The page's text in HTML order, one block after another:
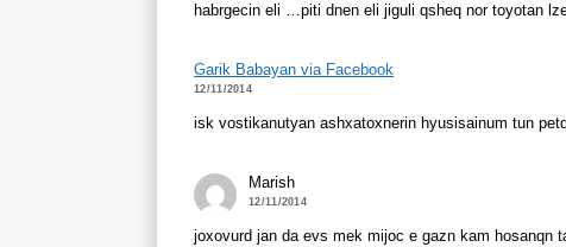
habrgecin eli …piti dnen eli jiguli qsheq nor toyotan
Garik Babayan via Facebook
12/11/2014
isk vostikanutyan ashxatoxnerin hyusisainum tun
Marish
12/11/2014
joxovurd jan da evs mek mijoc e gazn kam hosanqn